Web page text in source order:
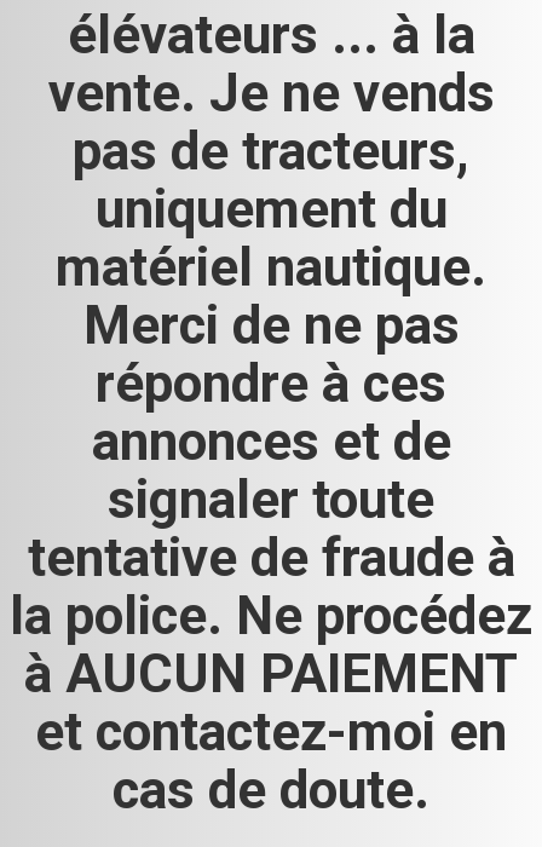
élévateurs ... à la
vente. Je ne vends
pas de tracteurs,
uniquement du
matériel nautique.
Merci de ne pas
répondre à ces
annonces et de
signaler toute
tentative de fraude à
la police. Ne procédez
à AUCUN PAIEMENT
et contactez-moi en
cas de doute.